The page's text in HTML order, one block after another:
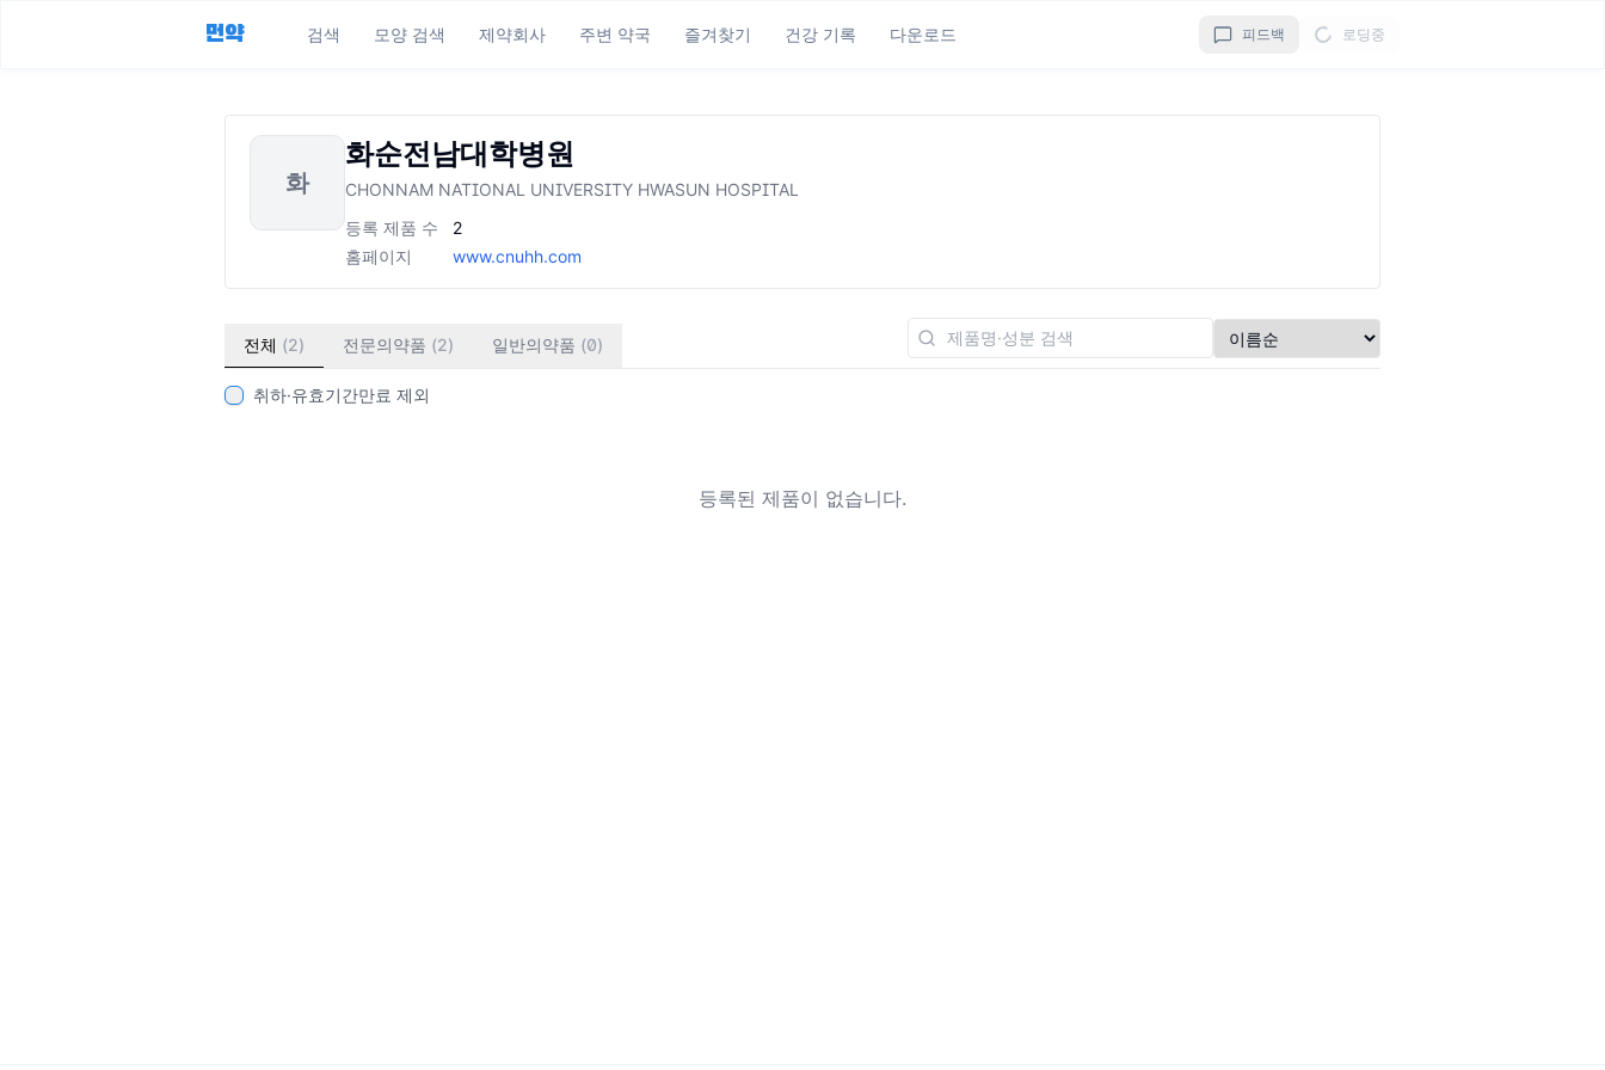
먼약 검색 모양 검색 제약회사 주변 약국 즐겨찾기 건강 기록 다운로드 피드백 로딩중
화
화순전남대학병원
CHONNAM NATIONAL UNIVERSITY HWASUN HOSPITAL
등록 제품 수
2
홈페이지
www.cnuhh.com
전체 (2) 전문의약품 (2) 일반의약품 (0)
취하·유효기간만료 제외
등록된 제품이 없습니다.